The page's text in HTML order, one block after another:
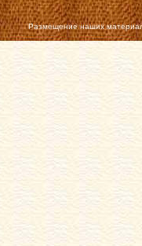
Размещение наших